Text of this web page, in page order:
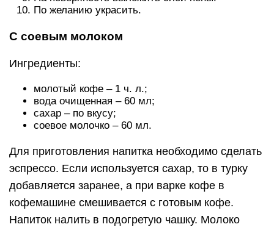
По желанию украсить.
С соевым молоком
Ингредиенты:
молотый кофе – 1 ч. л.;
вода очищенная – 60 мл;
сахар – по вкусу;
соевое молочко – 60 мл.
Для приготовления напитка необходимо сделать
эспрессо. Если используется сахар, то в турку
добавляется заранее, а при варке кофе в
кофемашине смешивается с готовым кофе.
Напиток налить в подогретую чашку. Молоко